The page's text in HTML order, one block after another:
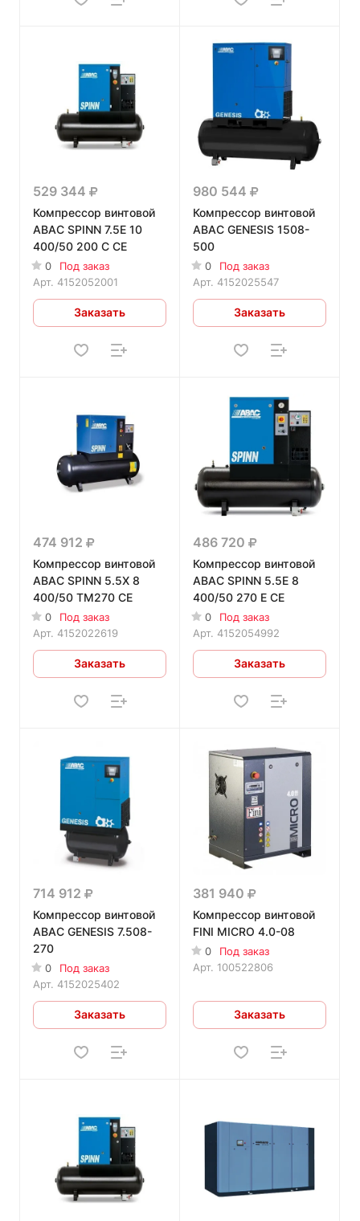
529 344
Компрессор винтовой
ABAC SPINN 7.5E 10
400/50 200 C CE
0
Под заказ
Арт. 4152052001
Заказать
980 544
Компрессор винтовой
ABAC GENESIS 1508-
500
0
Под заказ
Арт. 4152025547
Заказать
474 912
Компрессор винтовой
ABAC SPINN 5.5X 8
400/50 TM270 CE
0
Под заказ
Арт. 4152022619
Заказать
486 720
Компрессор винтовой
ABAC SPINN 5.5Е 8
400/50 270 Е СЕ
0
Под заказ
Арт. 4152054992
Заказать
714 912
Компрессор винтовой
ABAC GENESIS 7.508-
270
0
Под заказ
Арт. 4152025402
Заказать
381 940
Компрессор винтовой
FINI MICRO 4.0-08
0
Под заказ
Арт. 100522806
Заказать